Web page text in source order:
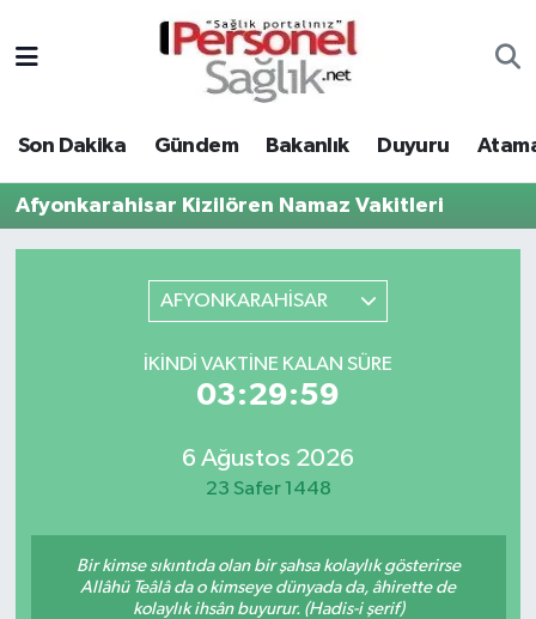
Son Dakika Gündem Bakanlık Duyuru
Afyonkarahisar Kizilören Namaz Vakitleri
AFYONKARAHİSAR
İKINDI VAKTINE KALAN SÜRE
03:29:59
6 Ağustos 2026
23 Safer 1448
Bir kimse sıkıntıda olan bir şahsa kolaylık gösterirse
Allâhü Teâlâ da o kimseye dünyada da, âhirette de
kolaylık ihsân buyurur. (Hadis-i şerif)
Gündem
Bakanlık
Nöbetçi Eczaneler
Hava Durumu
Trafik Durumu
Son Dakika Haberleri